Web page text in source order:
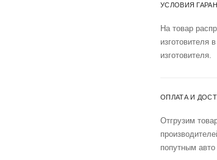
УСЛОВИЯ
На товар
изготовителя
изготовителя.
ОПЛАТА И
Отгрузим
попутным